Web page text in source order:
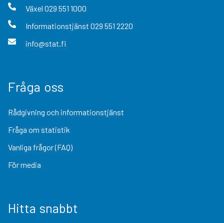
Växel 029 551 1000
Informationstjänst 029 551 2220
info@stat.fi
Fråga oss
Rådgivning och informationstjänst
Fråga om statistik
Vanliga frågor (FAQ)
För media
Hitta snabbt